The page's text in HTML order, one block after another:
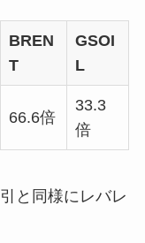
BREN
T
GSOI
L
66.6倍
33.3
倍
と同様にレバレ